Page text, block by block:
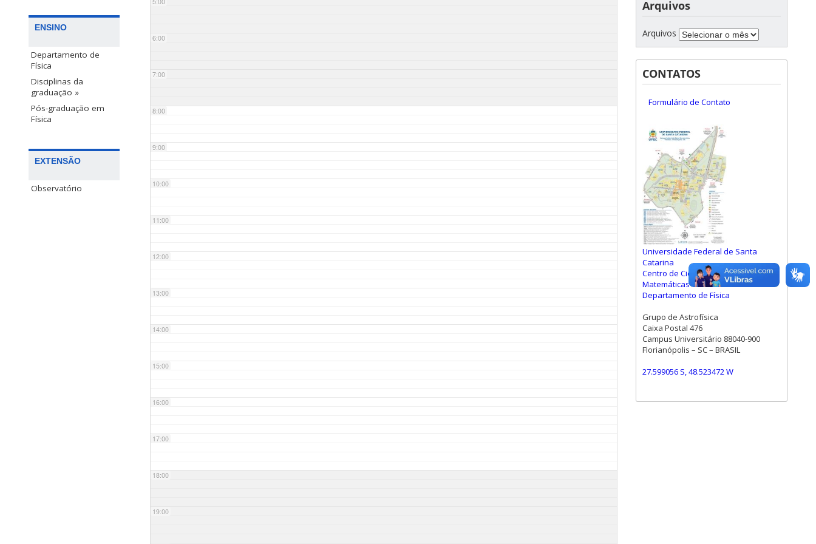
ENSINO
Departamento de
Física
Disciplinas da
graduação »
Pós-graduação em
Física
EXTENSÃO
Observatório
6:00
7:00
8:00
9:00
10:00
11:00
12:00
13:00
14:00
15:00
16:00
17:00
18:00
19:00
Arquivos
Arquivos
CONTATOS
Formulário de Contato
Universidade Federal de Santa
Catarina
Centro de Ciências Físicas e
Matemáticas
Departamento de Física
Grupo de Astrofísica
Caixa Postal 476
Campus Universitário 88040-900
Florianópolis – SC – BRASIL
27.599056 S, 48.523472 W